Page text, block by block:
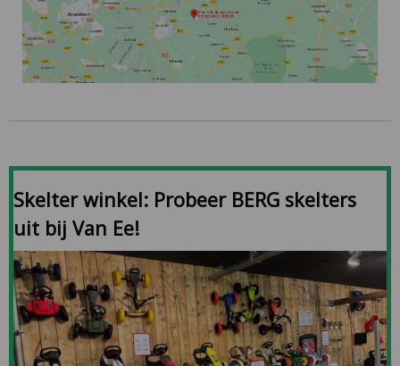
Skelter winkel: Probeer BERG skelters
uit bij Van Ee!